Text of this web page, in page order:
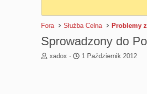
Fora Służba Celna Problemy
Sprowadzony do
T
xadox
R1 Październik 2012